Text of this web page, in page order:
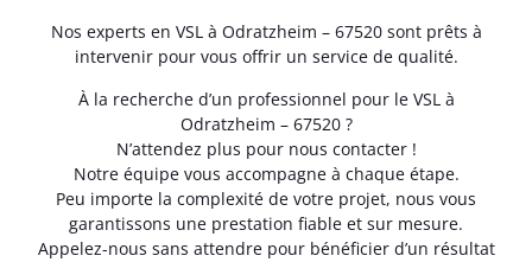
Nos experts en VSL à Odratzheim – 67520 sont prêts à
intervenir pour vous offrir un service de qualité.
À la recherche d’un professionnel pour le VSL à
Odratzheim – 67520 ?
N’attendez plus pour nous contacter !
Notre équipe vous accompagne à chaque étape.
Peu importe la complexité de votre projet, nous vous
garantissons une prestation fiable et sur mesure.
Appelez-nous sans attendre pour bénéficier d’un résultat